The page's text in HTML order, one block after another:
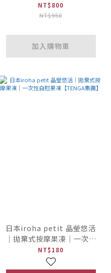
NT$800
NT$950
加入購物車
日本iroha petit 晶瑩悠活
｜拋棄式按摩果凍｜一次性
自慰果凍【TENGA集團】
NT$180